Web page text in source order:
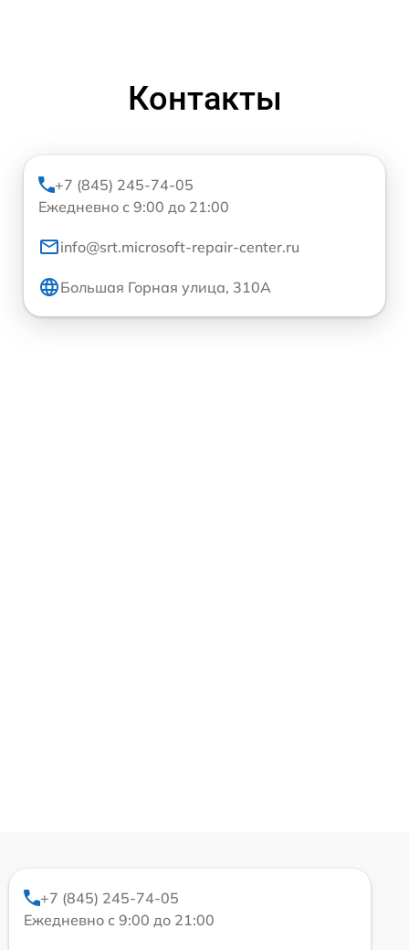
Контакты
+7 (845) 245-74-05
Ежедневно с 9:00 до 21:00
info@srt.microsoft-repair-center.ru
Большая Горная улица, 310А
+7 (845) 245-74-05
Ежедневно с 9:00 до 21:00